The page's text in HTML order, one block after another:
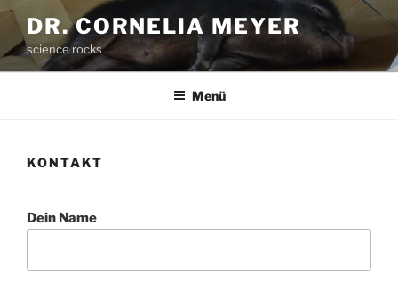
Zum
Inhalt
springen
DR. CORNELIA MEYER
science rocks
Menü
KONTAKT
Dein Name